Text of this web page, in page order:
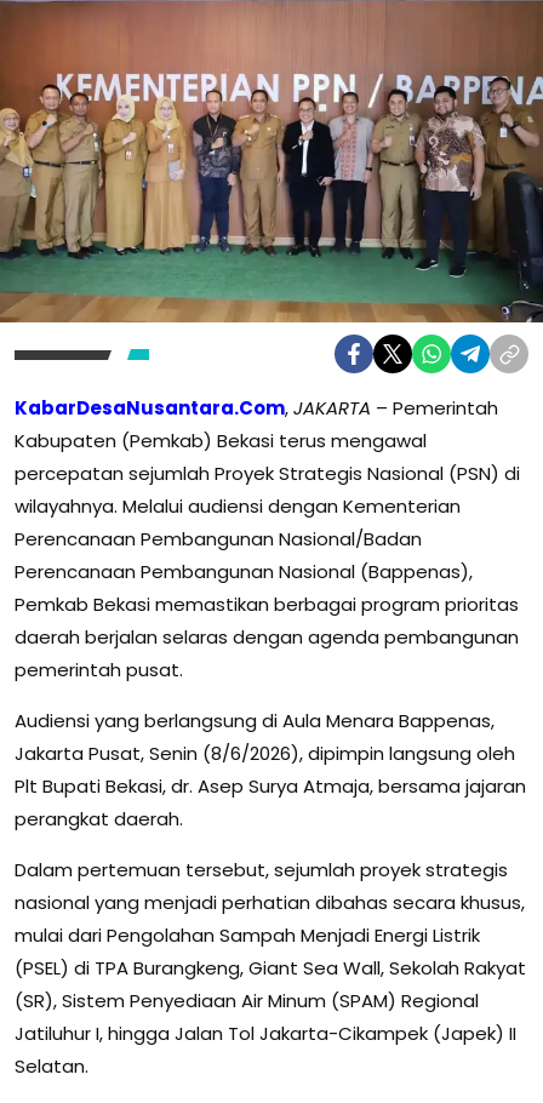
KabarDesaNusantara.Com,JAKARTA – Pemerintah
Kabupaten (Pemkab) Bekasi terus mengawal
percepatan sejumlah Proyek Strategis Nasional (PSN) di
wilayahnya. Melalui audiensi dengan Kementerian
Perencanaan Pembangunan Nasional/Badan
Perencanaan Pembangunan Nasional (Bappenas),
Pemkab Bekasi memastikan berbagai program prioritas
daerah berjalan selaras dengan agenda pembangunan
pemerintah pusat.
Audiensi yang berlangsung di Aula Menara Bappenas,
Jakarta Pusat, Senin (8/6/2026), dipimpin langsung oleh
Plt Bupati Bekasi, dr. Asep Surya Atmaja, bersama jajaran
perangkat daerah.
Dalam pertemuan tersebut, sejumlah proyek strategis
nasional yang menjadi perhatian dibahas secara khusus,
mulai dari Pengolahan Sampah Menjadi Energi Listrik
(PSEL) di TPA Burangkeng, Giant Sea Wall, Sekolah Rakyat
(SR), Sistem Penyediaan Air Minum (SPAM) Regional
Jatiluhur I, hingga Jalan Tol Jakarta-Cikampek (Japek) II
Selatan.